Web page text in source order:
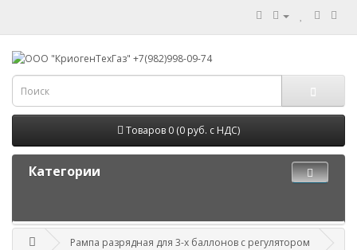
Товаров 0 (0 руб. с НДС)
Категории
Рампа разрядная для 3-х баллонов с регулятором